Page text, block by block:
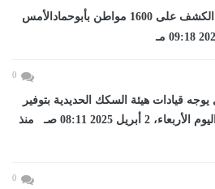
صحة الشرقية توقع الكشف على 1600 مواطن بأبوحمادالأمس
0
يوجه قيادات هيئة السكك الحديدية بتوفير
أماكن في رحلات...اليوم الأربعاء، 2 أبريل 2025 08:11 صـ منذ
0